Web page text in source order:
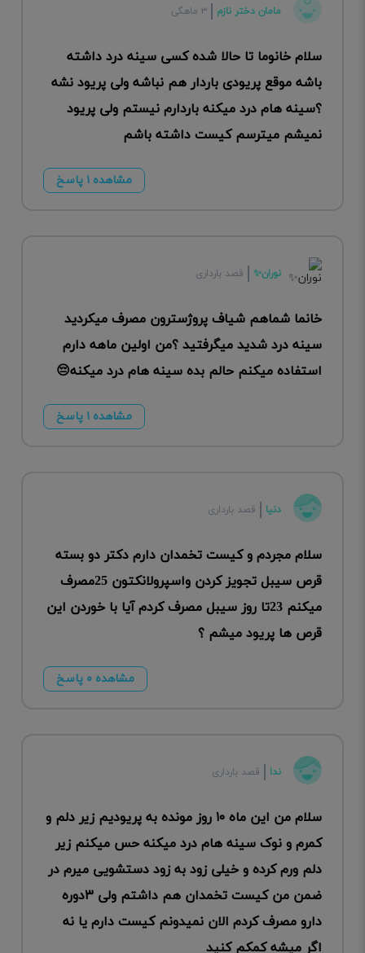
مامان دختر نازم ۳ ماهگی
سلام خانوما تا حالا شده کسی سینه درد داشته
باشه موقع پریودی باردار هم نباشه ولی پریود نشه
؟سینه هام درد میکنه باردارم نیستم ولی پریود
نمیشم میترسم کیست داشته باشم
مشاهده ۱ پاسخ
نوران✨️ قصد بارداری
خانما شماهم شیاف پروژسترون مصرف میکردید
سینه درد شدید میگرفتید ؟من اولین ماهه دارم
استفاده میکنم حالم بده سینه هام درد میکنه😔
مشاهده ۱ پاسخ
دنیا قصد بارداری
سلام مجردم و کیست تخمدان دارم دکتر دو بسته
قرص سیبل تجویز کردن واسپرولانکتون 25مصرف
میکنم 23تا روز سیبل مصرف کردم آیا با خوردن این
قرص ها پریود میشم ؟
مشاهده ۰ پاسخ
ندا قصد بارداری
سلام من این ماه ۱۰ روز مونده به پریودیم زیر دلم و
کمرم و نوک سینه هام درد میکنه حس میکنم زیر
دلم ورم کرده و خیلی زود به زود دستشویی میرم در
ضمن من کیست تخمدان هم داشتم ولی ۳دوره
دارو مصرف کردم الان نمیدونم کیست دارم یا نه
اگر میشه کمکم کنید